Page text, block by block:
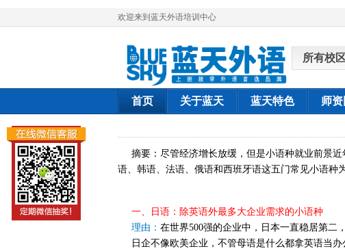
欢迎来到蓝天外语培训中心
所有校
首页 关于蓝天 蓝天特色 师
摘要：尽管经济增长放缓，但是小语种就业前景
语、韩语、法语、俄语和西班牙语这五门常见小语种
一、日语：除英语外最多大企业需求的小语种
理由： 在世界500强的企业中，日本一直稳居第二
日企不像欧美企业，不管母语是什么都拿英语当办